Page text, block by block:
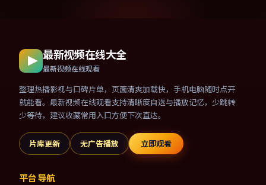
最新视频在线大全
最新视频在线观看
整理热播影视与口碑片单，页面清爽加载快，手机电脑随时点开
就能看。最新视频在线观看支持清晰度自选与播放记忆，少跳转
少等待，建议收藏常用入口方便下次直达。
片库更新 无广告播放 立即观看
平台导航